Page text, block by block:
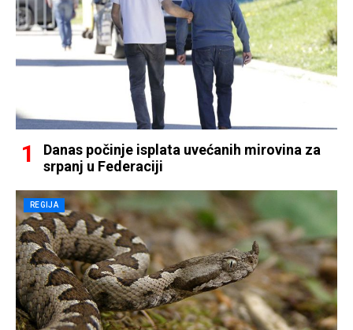
Danas počinje isplata uvećanih mirovina za
srpanj u Federaciji
REGIJA